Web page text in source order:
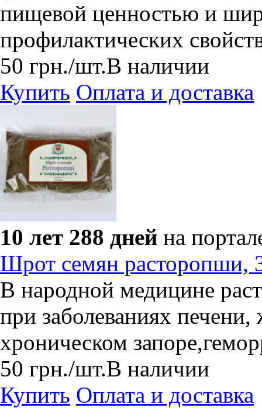
пищевой ценностью и
профилактических
50 грн./шт.В наличии
Купить Оплата и доставка
10 лет 288 дней на
Шрот семян расторопши,
В народной медицине
при заболеваниях
хроническом
50 грн./шт.В наличии
Купить Оплата и доставка